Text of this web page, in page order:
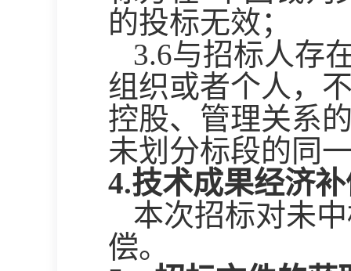
的投标无效；
3.6与招标人存
组织或者个人，
控股、管理关系
未划分标段的同
4.技术成果经济
本次招标对未
偿。